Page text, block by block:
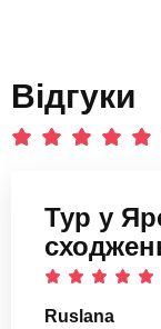
Відгуки
Тур у
Ruslana